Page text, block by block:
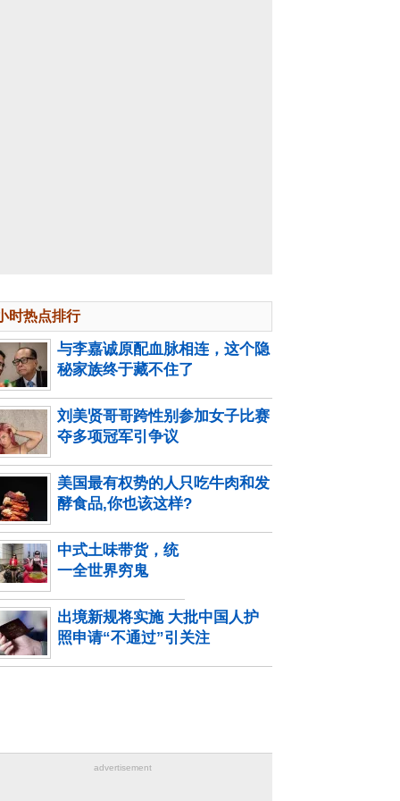
时热点排行
与李嘉诚原配血脉相连，这个隐
秘家族终于藏不住了
刘美贤哥哥跨性别参加女子比赛
夺多项冠军引争议
美国最有权势的人只吃牛肉和发
酵食品,你也该这样?
中式土味带货，统
一全世界穷鬼
出境新规将实施 大批中国人护
照申请“不通过”引关注
advertisement